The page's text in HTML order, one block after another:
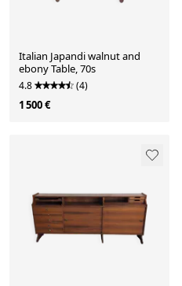
Italian Japandi walnut and
ebony Table, 70s
4.8 (4)
1 500 €